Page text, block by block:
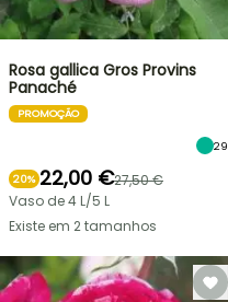
Rosa gallica Gros Provins
Panaché
PROMOÇÃO
29
20% 22,00 €27,50 €
Vaso de 4 L/5 L
Existe em 2 tamanhos